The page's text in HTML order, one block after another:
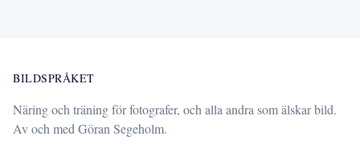
BILDSPRÅKET
Näring och träning för fotografer, och alla andra som älskar bild.
Av och med Göran Segeholm.